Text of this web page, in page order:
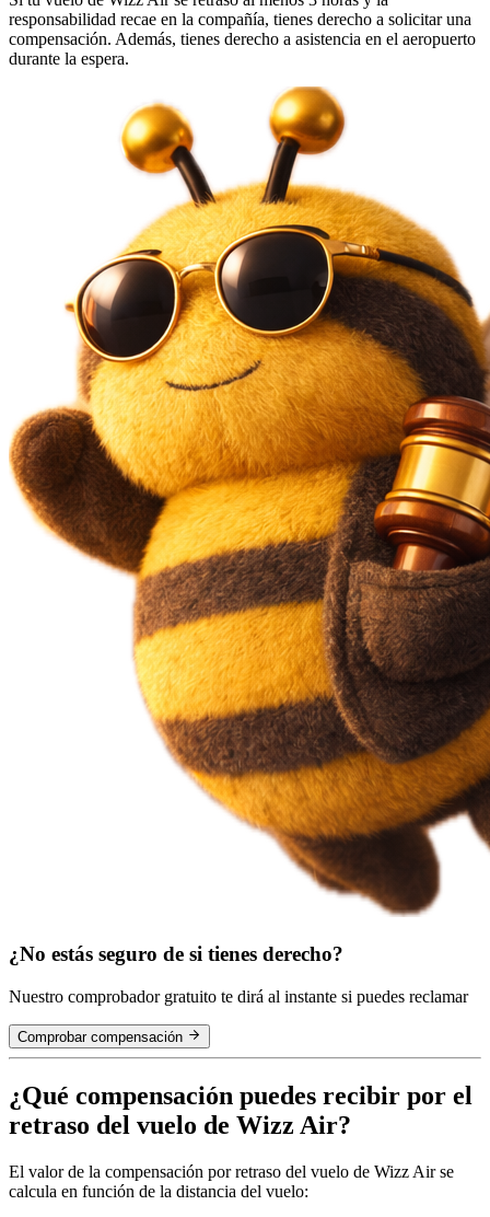
responsabilidad recae en la compañía, tienes derecho a solicitar una
compensación. Además, tienes derecho a asistencia en el aeropuerto
durante la espera.
¿No estás seguro de si tienes derecho?
Nuestro comprobador gratuito te dirá al instante si puedes reclamar
Comprobar compensación
¿Qué compensación puedes recibir por el
retraso del vuelo de Wizz Air?
El valor de la compensación por retraso del vuelo de Wizz Air se
calcula en función de la distancia del vuelo: